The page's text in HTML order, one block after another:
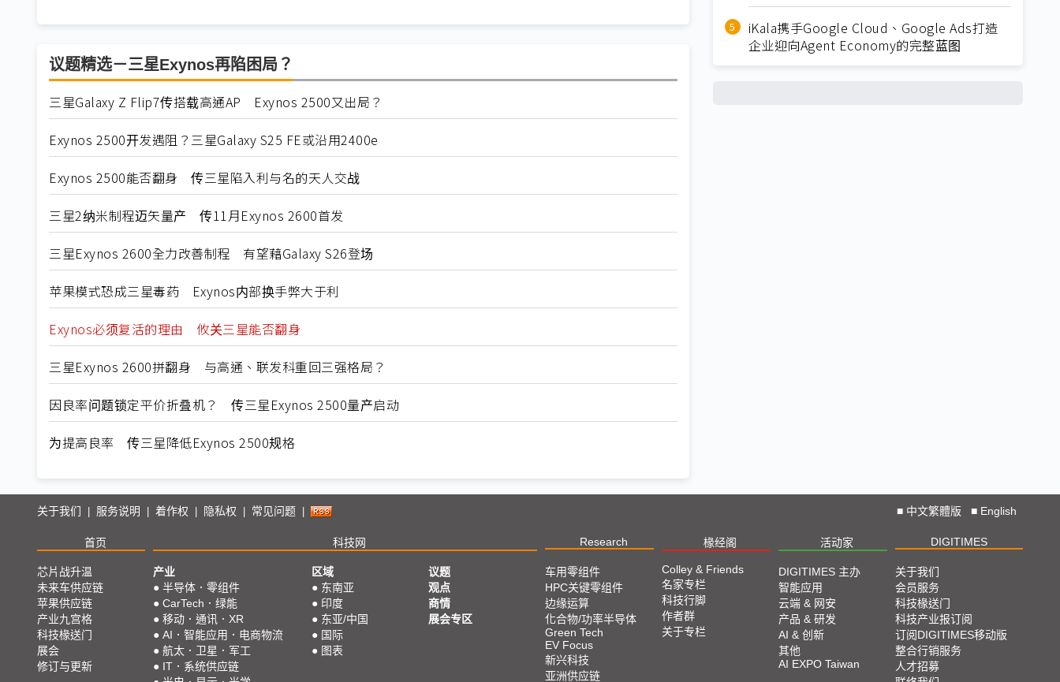
议题精选－三星Exynos再陷困局？
三星Galaxy Z Flip7传搭载高通AP Exynos 2500又出局？
Exynos 2500开发遇阻？三星Galaxy S25 FE或沿用2400e
Exynos 2500能否翻身 传三星陷入利与名的天人交战
三星2纳米制程迈矢量产 传11月Exynos 2600首发
三星Exynos 2600全力改善制程 有望藉Galaxy S26登场
苹果模式恐成三星毒药 Exynos内部换手弊大于利
Exynos必须复活的理由 攸关三星能否翻身
三星Exynos 2600拼翻身 与高通、联发科重回三强格局？
因良率问题锁定平价折叠机？ 传三星Exynos 2500量产启动
为提高良率 传三星降低Exynos 2500规格
iKala携手Google Cloud、Google Ads打造
企业迎向Agent Economy的完整蓝图
关于我们 服务说明 着作权 隐私权 常见问题 ■ 中文繁體版 ■ English
首页 科技网 Research 椽经阁 活动家 DIGITIMES
芯片战升温
未来车供应链
苹果供应链
产业九宫格
科技椽送门
展会
修订与更新
产业
● 半导体．零组件
● CarTech．绿能
● 移动．通讯．XR
● AI．智能应用．电商物流
● 航太．卫星．军工
● IT．系统供应链
区域
● 东南亚
● 印度
● 东亚/中国
● 国际
● 图表
议题
观点
商情
展会专区
车用零组件
HPC关键零组件
边缘运算
化合物/功率半导体
Green Tech
EV Focus
新兴科技
亚洲供应链
Colley & Friends
名家专栏
科技行脚
作者群
关于专栏
DIGITIMES 主办
智能应用
云端 & 网安
产品 & 研发
AI & 创新
其他
AI EXPO Taiwan
关于我们
会员服务
科技椽送门
科技产业报订阅
订阅DIGITIMES移动版
整合行销服务
人才招募